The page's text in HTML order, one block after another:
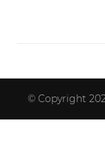
© Copyright